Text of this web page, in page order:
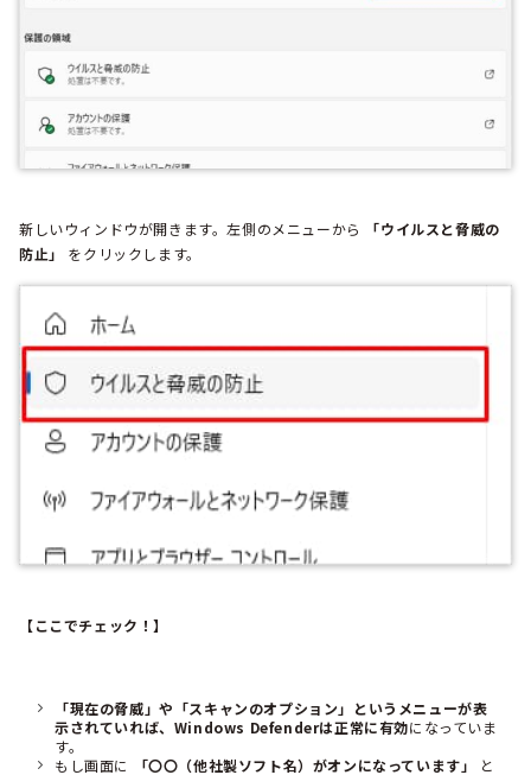
新しいウィンドウが開きます。左側のメニューから
「ウイルスと脅威の
防止」
をクリックします。
【ここでチェック！】
「現在の脅威」や「スキャンのオプション」というメニューが表
示されていれば、Windows Defenderは正常に有効になっていま
す。
もし画面に
「〇〇（他社製ソフト名）がオンになっています」
と